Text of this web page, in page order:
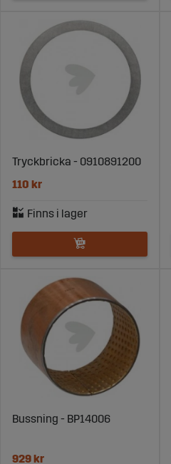
Tryckbricka - 0910891200
110 kr
Bussning - BP14006
929 kr